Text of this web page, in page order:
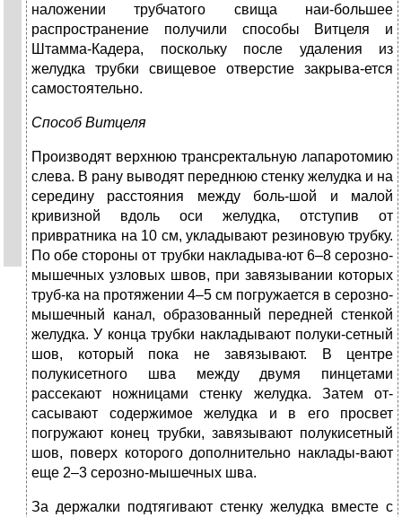
наложении трубчатого свища наи-большее
распространение получили способы Витцеля и
Штамма-Кадера, поскольку после удаления из
желудка трубки свищевое отверстие закрыва-ется
самостоятельно.
Способ Витцеля
Производят верхнюю трансректальную лапаротомию
слева. В рану выводят переднюю стенку желудка и на
середину расстояния между боль-шой и малой
кривизной вдоль оси желудка, отступив от
привратника на 10 см, укладывают резиновую трубку.
По обе стороны от трубки накладыва-ют 6–8 серозно-
мышечных узловых швов, при завязывании которых
труб-ка на протяжении 4–5 см погружается в серозно-
мышечный канал, образованный передней стенкой
желудка. У конца трубки накладывают полуки-сетный
шов, который пока не завязывают. В центре
полукисетного шва между двумя пинцетами
рассекают ножницами стенку желудка. Затем от-
сасывают содержимое желудка и в его просвет
погружают конец трубки, завязывают полукисетный
шов, поверх которого дополнительно наклады-вают
еще 2–3 серозно-мышечных шва.
За держалки подтягивают стенку желудка вместе с